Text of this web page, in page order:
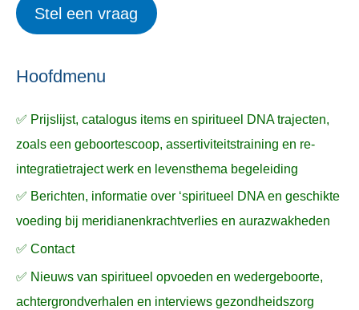
e
n
k
a
r
:
Stel een vraag
Hoofdmenu
✅ Prijslijst, catalogus items en spiritueel DNA trajecten,
zoals een geboortescoop, assertiviteitstraining en re-
integratietraject werk en levensthema begeleiding
✅ Berichten, informatie over ‘spiritueel DNA en geschikte
voeding bij meridianenkrachtverlies en aurazwakheden
✅ Contact
✅ Nieuws van spiritueel opvoeden en wedergeboorte,
achtergrondverhalen en interviews gezondheidszorg
p
n